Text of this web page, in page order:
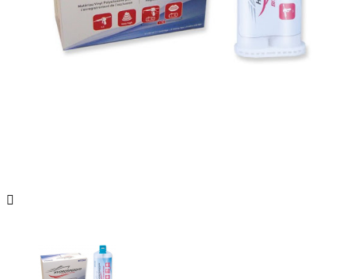
